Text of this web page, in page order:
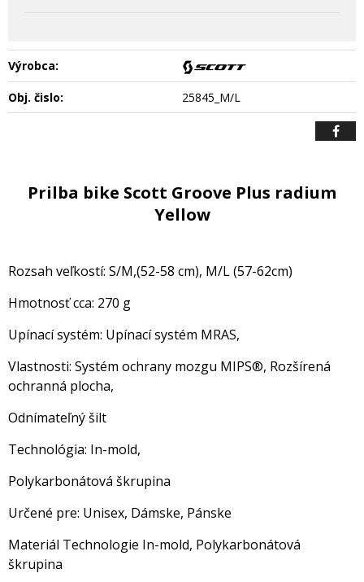
Výrobca:
Obj. čislo: 25845_M/L
Prilba bike Scott Groove Plus radium
Yellow
Rozsah veľkostí: S/M,(52-58 cm), M/L (57-62cm)
Hmotnosť cca: 270 g
Upínací systém: Upínací systém MRAS,
Vlastnosti: Systém ochrany mozgu MIPS®, Rozšírená
ochranná plocha,
Odnímateľný šilt
Technológia: In-mold,
Polykarbonátová škrupina
Určené pre: Unisex, Dámske, Pánske
Materiál Technologie In-mold, Polykarbonátová
škrupina